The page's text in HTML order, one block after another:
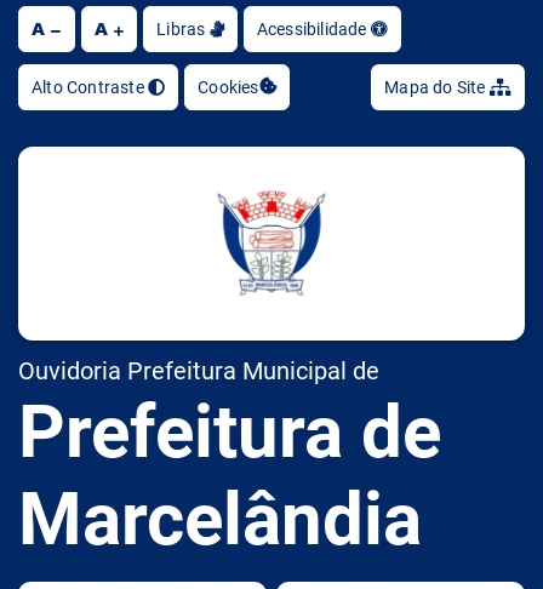
A A Libras Acessibilidade
Alto Contraste Cookies Mapa do Site
Ouvidoria Prefeitura Municipal de
Prefeitura de
Marcelândia